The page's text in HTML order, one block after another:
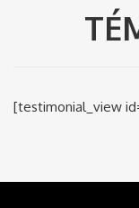
[testimonial_view